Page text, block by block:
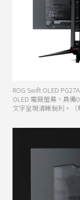
ROG Swift OLED
OLED 電競螢幕，具備
文字呈現清晰銳利。（